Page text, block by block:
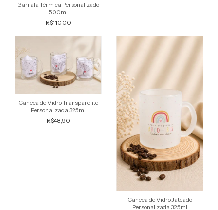
Garrafa Térmica Personalizado
500ml
R$110,00
Caneca de Vidro Transparente
Personalizada 325ml
R$48,90
Caneca de Vidro Jateado
Personalizada 325ml